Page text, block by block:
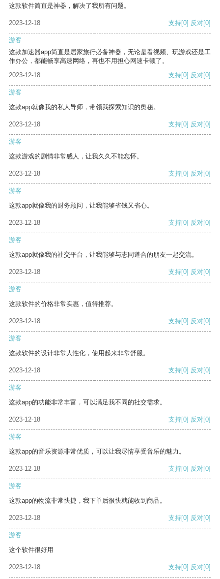
这款软件简直是神器，解决了我所有问题。
2023-12-18 支持[0] 反对[0]
游客
这款加速器app简直是居家旅行必备神器，无论是看视频、玩游戏还是工
作办公，都能畅享高速网络，再也不用担心网速卡顿了。
2023-12-18
支持[0] 反对[0]
游客
这款app就像我的私人导师，带领我探索知识的奥秘。
2023-12-18 支持[0] 反对[0]
游客
这款游戏的剧情非常感人，让我久久不能忘怀。
2023-12-18 支持[0] 反对[0]
游客
这款app就像我的财务顾问，让我能够省钱又省心。
2023-12-18 支持[0] 反对[0]
游客
这款app就像我的社交平台，让我能够与志同道合的朋友一起交流。
2023-12-18 支持[0] 反对[0]
游客
这款软件的价格非常实惠，值得推荐。
2023-12-18 支持[0] 反对[0]
游客
这款软件的设计非常人性化，使用起来非常舒服。
2023-12-18 支持[0] 反对[0]
游客
这款app的功能非常丰富，可以满足我不同的社交需求。
2023-12-18 支持[0] 反对[0]
游客
这款app的音乐资源非常优质，可以让我尽情享受音乐的魅力。
2023-12-18 支持[0] 反对[0]
游客
这款app的物流非常快捷，我下单后很快就能收到商品。
2023-12-18 支持[0] 反对[0]
游客
这个软件很好用
2023-12-18 支持[0] 反对[0]